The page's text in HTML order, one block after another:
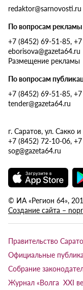
redaktor@sarnovosti.ru
По вопросам рекламы
+7 (8452) 69-51-85,
eborisova@gazeta64.ru
Размещение рекламы
По вопросам
+7 (8452) 69-51-85,
tender@gazeta64.ru
г. Саратов, ул. Сакко
+7 (8452) 72-10-06,
sog@gazeta64.ru
© ИА «Регион 64»,
Создание сайта –
Правительство
Официальные
Собрание
Журнал «Волга XXI